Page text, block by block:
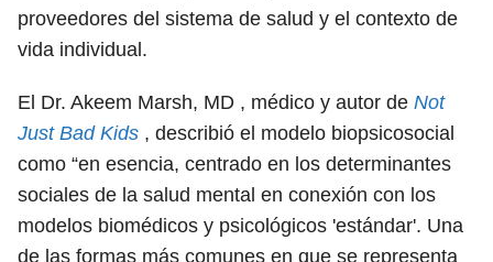
proveedores del sistema de salud y el contexto de
vida individual.
El Dr. Akeem Marsh, MD , médico y autor de Not
Just Bad Kids , describió el modelo biopsicosocial
como “en esencia, centrado en los determinantes
sociales de la salud mental en conexión con los
modelos biomédicos y psicológicos 'estándar'. Una
de las formas más comunes en que se representa